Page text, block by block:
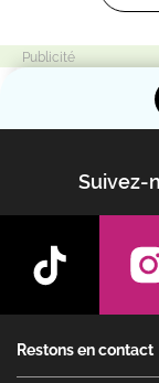
Suivez-
Restons en contact